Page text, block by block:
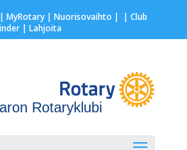
MyRotary | Nuorisovaihto | | Club
| Lahjoita
Rotaryklubi